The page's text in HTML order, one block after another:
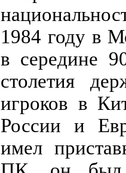
1984 году в
в середине
столетия
игроков в
России и
имел